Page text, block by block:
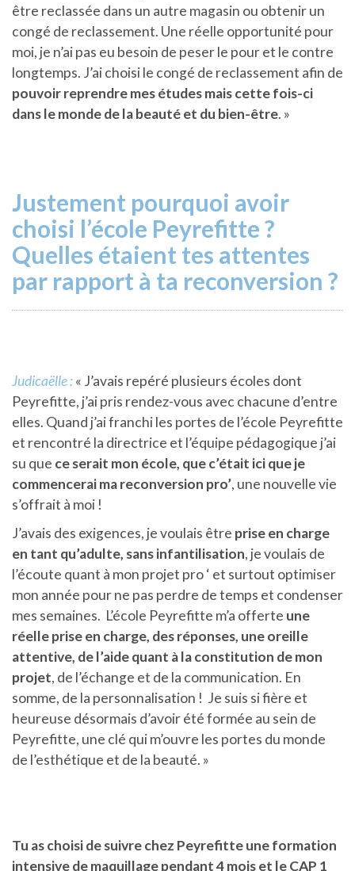
être reclassée dans un autre magasin ou obtenir un
congé de reclassement. Une réelle opportunité pour
moi, je n’ai pas eu besoin de peser le pour et le contre
longtemps. J’ai choisi le congé de reclassement afin de
pouvoir reprendre mes études mais cette fois-ci
dans le monde de la beauté et du bien-être. »
Justement pourquoi avoir
choisi l’école Peyrefitte ?
Quelles étaient tes attentes
par rapport à ta reconversion ?
Judicaëlle :« J’avais repéré plusieurs écoles dont
Peyrefitte, j’ai pris rendez-vous avec chacune d’entre
elles. Quand j’ai franchi les portes de l’école Peyrefitte
et rencontré la directrice et l’équipe pédagogique j’ai
su que ce serait mon école, que c’était ici que je
commencerai ma reconversion pro’, une nouvelle vie
s’offrait à moi !
J’avais des exigences, je voulais être prise en charge
en tant qu’adulte, sans infantilisation, je voulais de
l’écoute quant à mon projet pro ‘ et surtout optimiser
mon année pour ne pas perdre de temps et condenser
mes semaines. L’école Peyrefitte m’a offerte une
réelle prise en charge, des réponses, une oreille
attentive, de l’aide quant à la constitution de mon
projet, de l’échange et de la communication. En
somme, de la personnalisation ! Je suis si fière et
heureuse désormais d’avoir été formée au sein de
Peyrefitte, une clé qui m’ouvre les portes du monde
de l’esthétique et de la beauté. »
Tu as choisi de suivre chez Peyrefitte une formation
intensive de maquillage pendant 4 mois et le CAP 1